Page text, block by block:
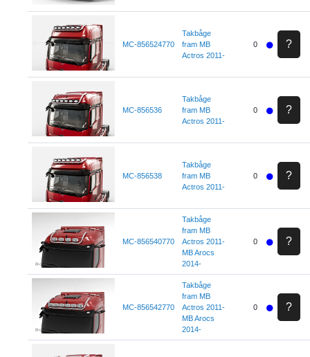
MC-856524770
Takbåge
fram MB
Actros 2011-
0 ?
MC-856536
Takbåge
fram MB
Actros 2011-
0 ?
MC-856538
Takbåge
fram MB
Actros 2011-
0 ?
MC-856540770
Takbåge
fram MB
Actros 2011-
MB Arocs
2014-
0 ?
MC-856542770
Takbåge
fram MB
Actros 2011-
MB Arocs
2014-
0 ?